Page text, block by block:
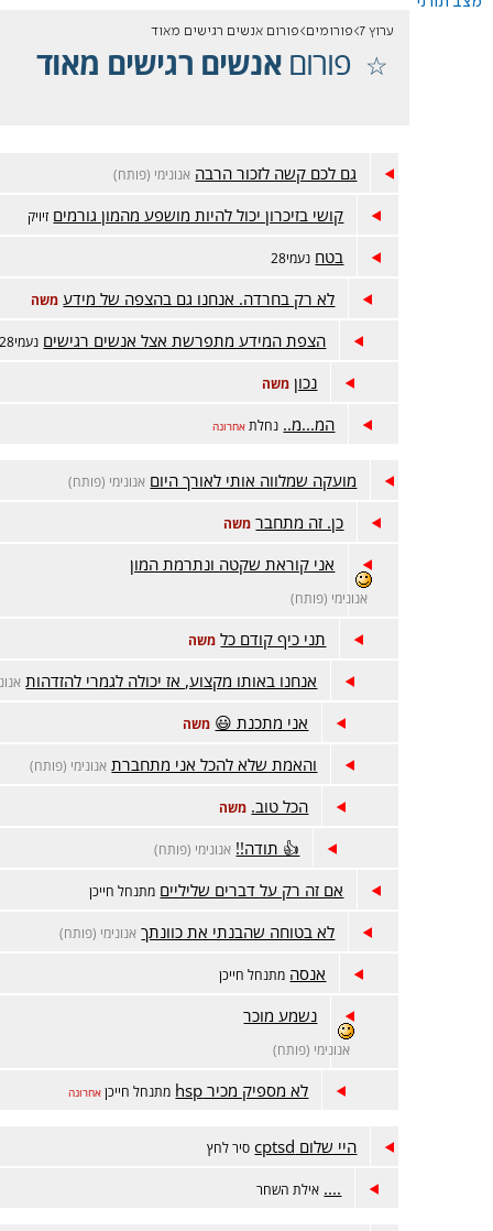
ערוץ 7 פורומים פורום אנשים רגישים מאוד
פורוםאנשים רגישים מאוד
גם לכם קשה לזכור הרבה אנונימי (פותח)
קושי בזיכרון יכול להיות מושפע מהמון גורמים זיויק
בטח נעמי28
לא רק בחרדה. אנחנו גם בהצפה של מידע משה
הצפת המידע מתפרשת אצל אנשים רגישים נעמי28
נכון משה
המ...מ.. נחלת אחרונה
מועקה שמלווה אותי לאורך היום אנונימי (פותח)
כן. זה מתחבר משה
אני קוראת שקטה ונתרמת המון
אנונימי (פותח)
תני כיף קודם כל משה
אנחנו באותו מקצוע, אז יכולה לגמרי להזדהות
אני מתכנת 😃 משה
והאמת שלא להכל אני מתחברת אנונימי (פותח)
הכל טוב. משה
👍 תודה!! אנונימי (פותח)
אם זה רק על דברים שליליים מתנחל חייכן
לא בטוחה שהבנתי את כוונתך אנונימי (פותח)
אנסה מתנחל חייכן
נשמע מוכר
אנונימי (פותח)
לא מספיק מכיר hsp מתנחל חייכן אחרונה
היי שלום cptsd סיר לחץ
.... אילת השחר